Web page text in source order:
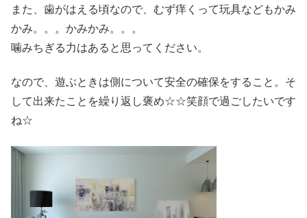
また、歯がはえる頃なので、むず痒くって玩具などもかみ
かみ。。。かみかみ。。。
噛みちぎる力はあると思ってください。
なので、遊ぶときは側について安全の確保をすること。そ
して出来たことを繰り返し褒め☆☆笑顔で過ごしたいです
ね☆